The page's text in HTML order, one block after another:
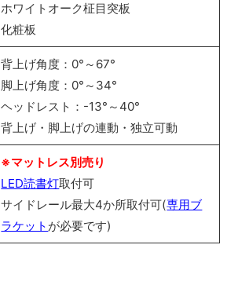
ホワイトオーク柾目突板
化粧板
背上げ角度：0°～67°
脚上げ角度：0°～34°
ヘッドレスト：-13°～40°
背上げ・脚上げの連動・独立可動
※マットレス別売り
LED読書灯取付可
サイドレール最大4か所取付可(専用ブ
ラケット が必要です)